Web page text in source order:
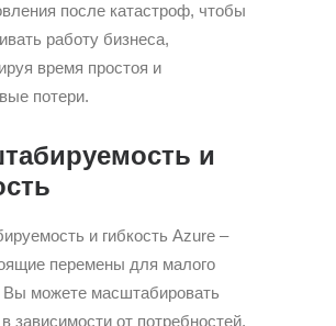
после катастроф, чтобы
работу бизнеса,
время простоя и
потери.
и
и гибкость Azure –
перемены для малого
Вы можете масштабировать
зависимости от потребностей,